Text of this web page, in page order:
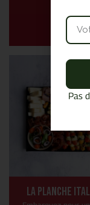
La planche
Pas